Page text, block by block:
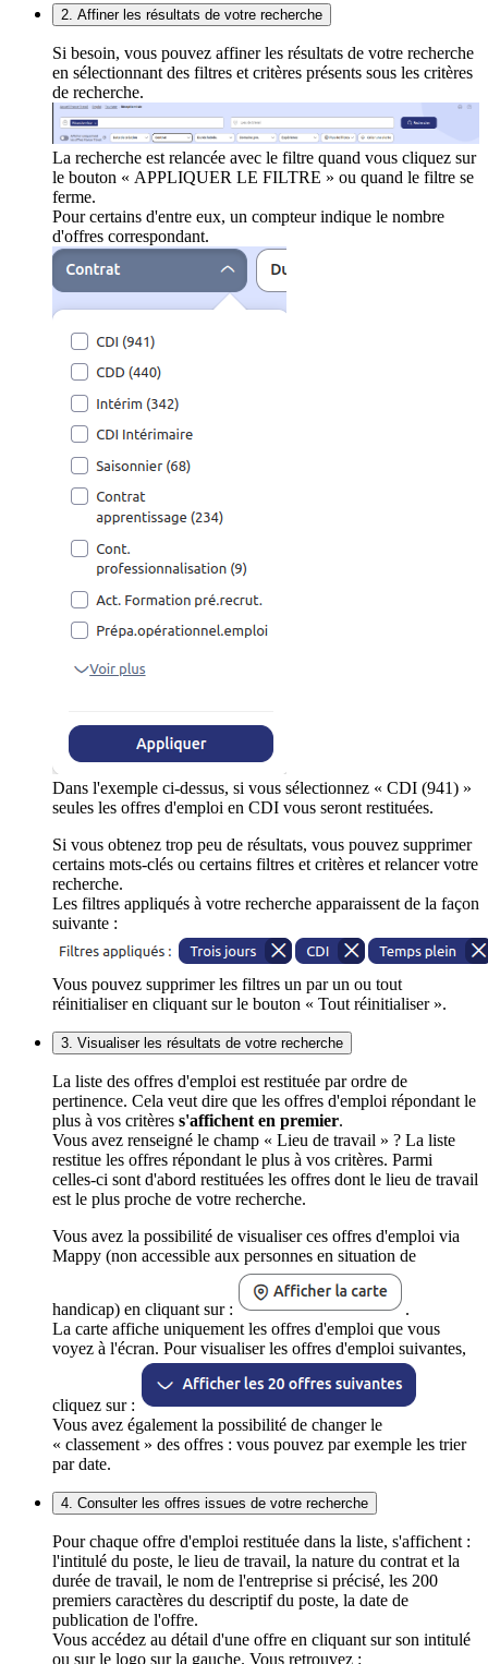
2. Affiner les résultats de votre recherche
Si besoin, vous pouvez affiner les résultats de votre recherche
en sélectionnant des filtres et critères présents sous les critères
de recherche.
La recherche est relancée avec le filtre quand vous cliquez sur
le bouton « APPLIQUER LE FILTRE » ou quand le filtre se
ferme.
Pour certains d'entre eux, un compteur indique le nombre
d'offres correspondant.
Dans l'exemple ci-dessus, si vous sélectionnez « CDI (941) »
seules les offres d'emploi en CDI vous seront restituées.
Si vous obtenez trop peu de résultats, vous pouvez supprimer
certains mots-clés ou certains filtres et critères et relancer votre
recherche.
Les filtres appliqués à votre recherche apparaissent de la façon
suivante :
Vous pouvez supprimer les filtres un par un ou tout
réinitialiser en cliquant sur le bouton « Tout réinitialiser ».
3. Visualiser les résultats de votre recherche
La liste des offres d'emploi est restituée par ordre de
pertinence. Cela veut dire que les offres d'emploi répondant le
plus à vos critères s'affichent en premier.
Vous avez renseigné le champ « Lieu de travail » ? La liste
restitue les offres répondant le plus à vos critères. Parmi
celles-ci sont d'abord restituées les offres dont le lieu de travail
est le plus proche de votre recherche.
Vous avez la possibilité de visualiser ces offres d'emploi via
Mappy (non accessible aux personnes en situation de
handicap) en cliquant sur :
.
La carte affiche uniquement les offres d'emploi que vous
voyez à l'écran. Pour visualiser les offres d'emploi suivantes,
cliquez sur :
Vous avez également la possibilité de changer le
« classement » des offres : vous pouvez par exemple les trier
par date.
4. Consulter les offres issues de votre recherche
Pour chaque offre d'emploi restituée dans la liste, s'affichent :
l'intitulé du poste, le lieu de travail, la nature du contrat et la
durée de travail, le nom de l'entreprise si précisé, les 200
premiers caractères du descriptif du poste, la date de
publication de l'offre.
Vous accédez au détail d'une offre en cliquant sur son intitulé
ou sur le logo sur la gauche. Vous retrouvez :